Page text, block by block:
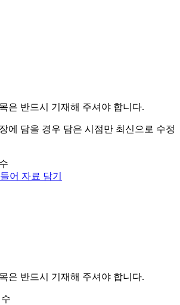
은 반드시 기재해 주셔야 합니다.
에 담을 경우 담은 시점만 최신으로 수정
어 자료 담기
은 반드시 기재해 주셔야 합니다.